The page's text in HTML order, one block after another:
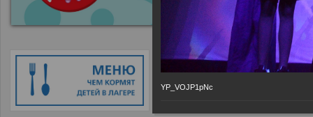
Главная→Фотогалерея
YP_VOJP1pNc